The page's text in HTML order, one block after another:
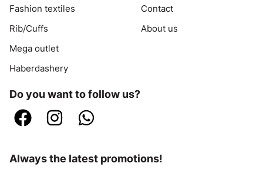
Fashion textiles
Rib/Cuffs
Mega outlet
Haberdashery
Contact
About us
Do you want to follow us?
Always the latest promotions!